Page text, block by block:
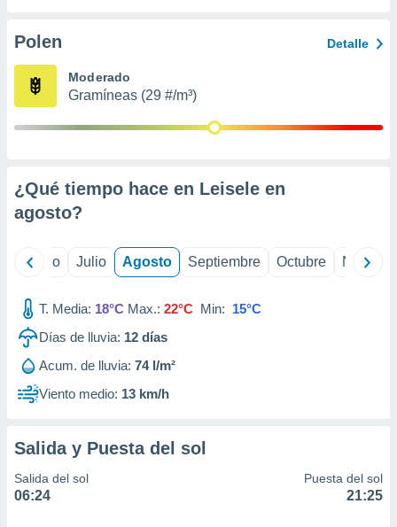
e
mediante
de
1199
Polen Detalle
Moderado
Gramíneas (29 #/m³)
¿Qué tiempo hace en Leisele en
agosto?
Junio Julio Agosto Septiembre Octubre
T. Media: 18°C Max.: 22°C Min: 15°C
Días de lluvia: 12 días
Acum. de lluvia: 74 l/m²
Viento medio: 13 km/h
Salida y Puesta del sol
Salida del sol
06:24
Puesta del sol
21:25